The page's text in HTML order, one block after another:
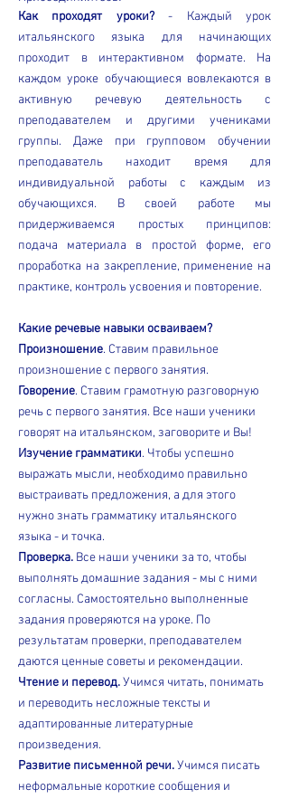
Как проходят уроки?- Каждый урок
итальянского языка для начинающих
проходит в интерактивном формате. На
каждом уроке обучающиеся вовлекаются в
активную речевую деятельность с
преподавателем и другими учениками
группы. Даже при групповом обучении
преподаватель находит время для
индивидуальной работы с каждым из
обучающихся. В своей работе мы
придерживаемся простых принципов:
подача материала в простой форме, его
проработка на закрепление, применение на
практике, контроль усвоения и повторение.
Какие речевые навыки осваиваем?
Произношение. Ставим правильное
произношение с первого занятия.
Говорение. Ставим грамотную разговорную
речь с первого занятия. Все наши ученики
говорят на итальянском, заговорите и Вы!
Изучение грамматики. Чтобы успешно
выражать мысли, необходимо правильно
выстраивать предложения, а для этого
нужно знать грамматику итальянского
языка - и точка.
Проверка. Все наши ученики за то, чтобы
выполнять домашние задания - мы с ними
согласны. Самостоятельно выполненные
задания проверяются на уроке. По
результатам проверки, преподавателем
даются ценные советы и рекомендации.
Чтение и перевод.Учимся читать, понимать
и переводить несложные тексты и
адаптированные литературные
произведения.
Развитие письменной речи.Учимся писать
неформальные короткие сообщения и